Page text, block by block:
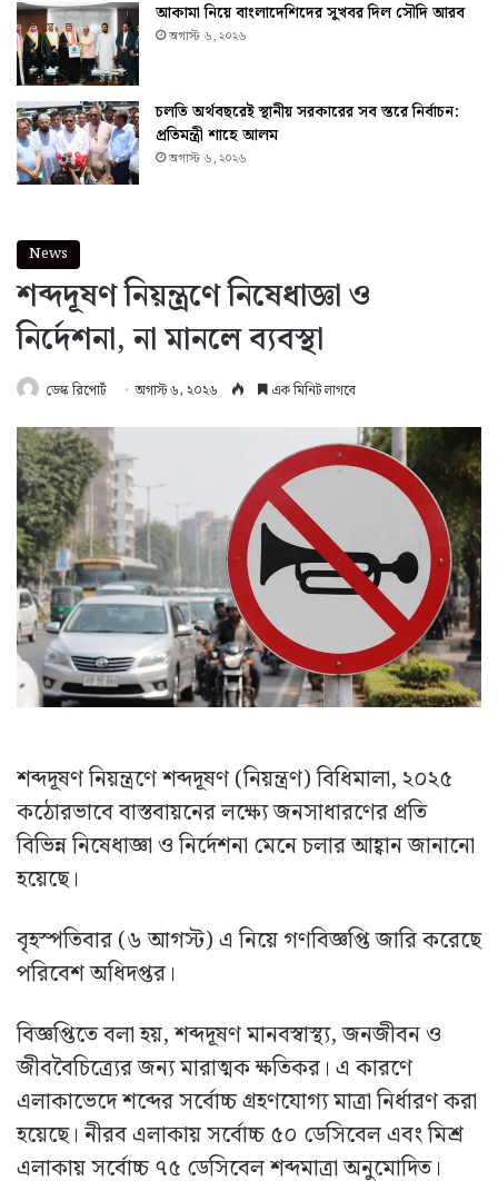
আকামা নিয়ে বাংলাদেশিদের সুখবর দিল সৌদি আরব
অগাস্ট ৬, ২০২৬
চলতি অর্থবছরেই স্থানীয় সরকারের সব স্তরে নির্বাচন:
প্রতিমন্ত্রী শাহে আলম
অগাস্ট ৬, ২০২৬